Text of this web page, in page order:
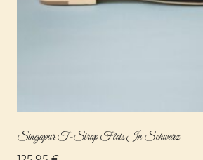
Singapur T-Strap Flats In Schwarz